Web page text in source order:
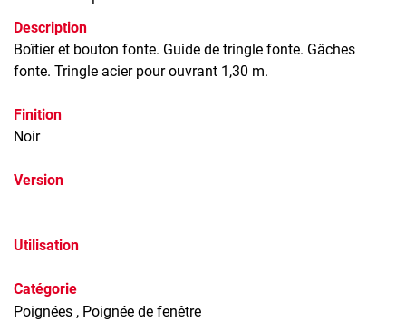
Description
Boîtier et bouton fonte. Guide de tringle fonte. Gâches
fonte. Tringle acier pour ouvrant 1,30 m.
Finition
Noir
Version
Utilisation
Catégorie
Poignées , Poignée de fenêtre